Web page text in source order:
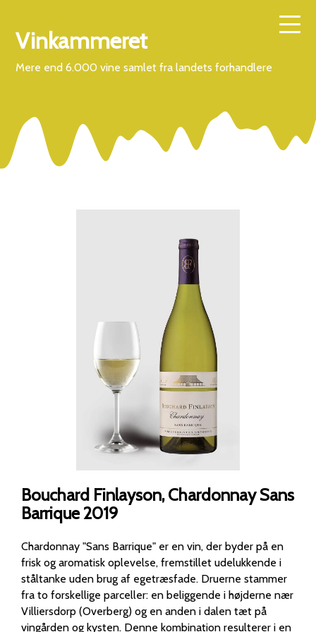
Vinkammeret
Mere end 6.000 vine samlet fra landets forhandlere
Bouchard Finlayson, Chardonnay Sans
Barrique 2019
Chardonnay "Sans Barrique" er en vin, der byder på en
frisk og aromatisk oplevelse, fremstillet udelukkende i
ståltanke uden brug af egetræsfade. Druerne stammer
fra to forskellige parceller: en beliggende i højderne nær
Villiersdorp (Overberg) og en anden i dalen tæt på
vingården og kysten. Denne kombination resulterer i en